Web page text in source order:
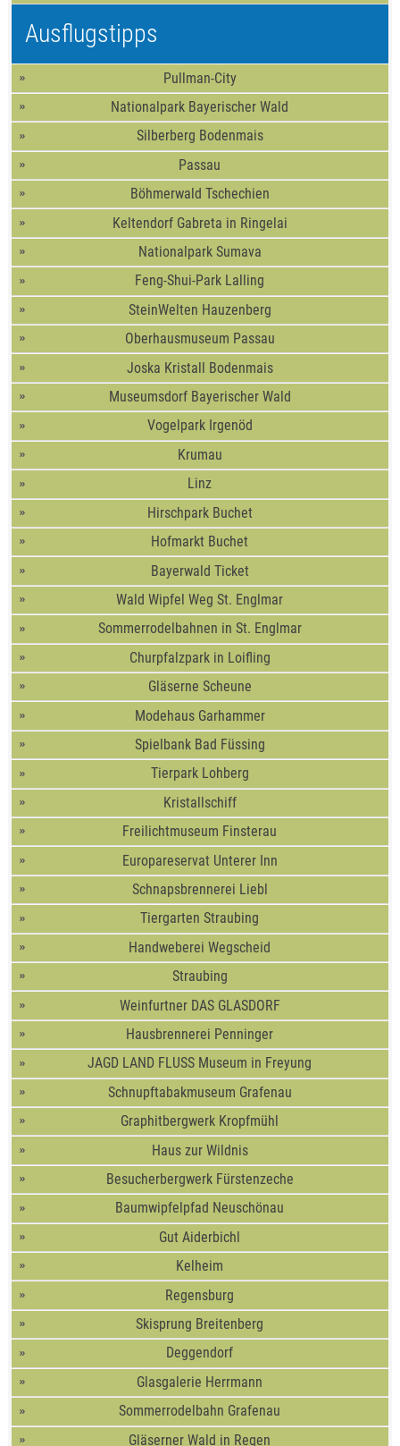
Ausflugstipps
Pullman-City
Nationalpark Bayerischer Wald
Silberberg Bodenmais
Passau
Böhmerwald Tschechien
Keltendorf Gabreta in Ringelai
Nationalpark Sumava
Feng-Shui-Park Lalling
SteinWelten Hauzenberg
Oberhausmuseum Passau
Joska Kristall Bodenmais
Museumsdorf Bayerischer Wald
Vogelpark Irgenöd
Krumau
Linz
Hirschpark Buchet
Hofmarkt Buchet
Bayerwald Ticket
Wald Wipfel Weg St. Englmar
Sommerrodelbahnen in St. Englmar
Churpfalzpark in Loifling
Gläserne Scheune
Modehaus Garhammer
Spielbank Bad Füssing
Tierpark Lohberg
Kristallschiff
Freilichtmuseum Finsterau
Europareservat Unterer Inn
Schnapsbrennerei Liebl
Tiergarten Straubing
Handweberei Wegscheid
Straubing
Weinfurtner DAS GLASDORF
Hausbrennerei Penninger
JAGD LAND FLUSS Museum in Freyung
Schnupftabakmuseum Grafenau
Graphitbergwerk Kropfmühl
Haus zur Wildnis
Besucherbergwerk Fürstenzeche
Baumwipfelpfad Neuschönau
Gut Aiderbichl
Kelheim
Regensburg
Skisprung Breitenberg
Deggendorf
Glasgalerie Herrmann
Sommerrodelbahn Grafenau
Gläserner Wald in Regen